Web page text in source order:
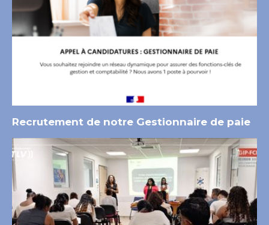
Recrutement de notre Gestionnaire de paie